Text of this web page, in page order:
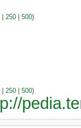
250 500)
250 500)